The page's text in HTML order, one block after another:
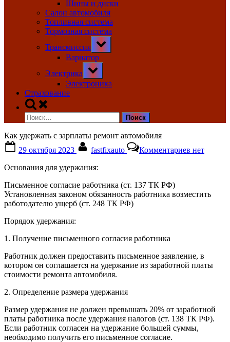
Шины и диски
Салон автомобиля
Топливная система
Тормозная система
Трансмиссия
Toggle
sub-
menu
Вариатор
Электрика
Toggle
sub-
menu
Электроника
Страхование
Toggle
search
form
Найти:
Как удержать с зарплаты ремонт автомобиля
on
29 октября 2023 fastfixauto Комментариевзаписи
ремонт
нет
Основания для удержания:
Письменное согласие работника (ст. 137 ТК РФ)
Установленная законом обязанность работника возместить
работодателю ущерб (ст. 248 ТК РФ)
Порядок удержания:
1. Получение письменного согласия работника
Работник должен предоставить письменное заявление, в
котором он соглашается на удержание из заработной платы
стоимости ремонта автомобиля.
2. Определение размера удержания
Размер удержания не должен превышать 20% от заработной
платы работника после удержания налогов (ст. 138 ТК РФ).
Если работник согласен на удержание большей суммы,
необходимо получить его письменное согласие.